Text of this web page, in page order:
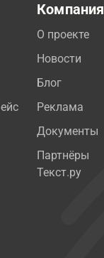
Компания
О проекте
Новости
Блог
Реклама
Документы
Партнёры
Текст.ру